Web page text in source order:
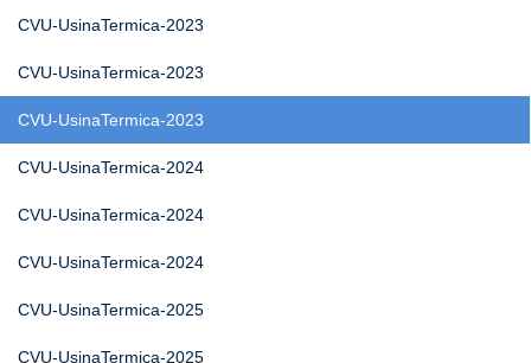
CVU-UsinaTermica-2023
CVU-UsinaTermica-2023
CVU-UsinaTermica-2023
CVU-UsinaTermica-2024
CVU-UsinaTermica-2024
CVU-UsinaTermica-2024
CVU-UsinaTermica-2025
CVU-UsinaTermica-2025